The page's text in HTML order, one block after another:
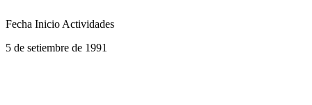
Fecha Inicio Actividades
5 de setiembre de 1991